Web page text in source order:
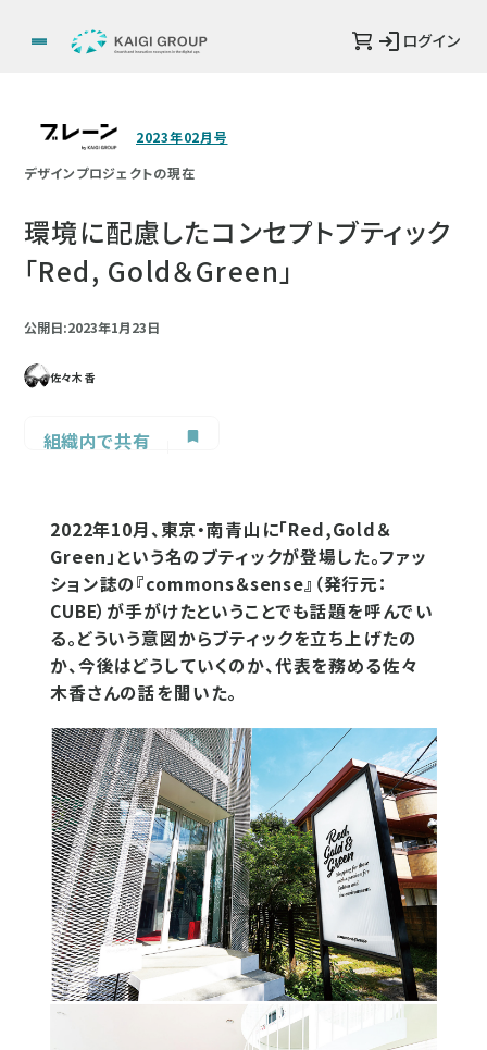
ログイン
2023年02月号
デザインプロジェクトの現在
環境に配慮したコンセプトブティック
「Red, Gold＆Green」
公開日:2023年1月23日
佐々木 香
組織内で共有
2022年10月、東京・南青山に「Red,Gold＆
Green」という名のブティックが登場した。ファッ
ション誌の『commons＆sense』（発行元：
CUBE）が手がけたということでも話題を呼んでい
る。どういう意図からブティックを立ち上げたの
か、今後はどうしていくのか、代表を務める佐々
木香さんの話を聞いた。